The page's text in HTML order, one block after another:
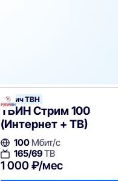
Русич ТВН
ТВИН Стрим 100
(Интернет + ТВ)
100 Мбит/с
165/69ТВ
1 000 ₽/мес